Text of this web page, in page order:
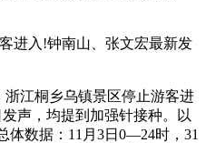
进入!钟南山、张文宏最新发
浙江桐乡乌镇景区停止游客进
声，均提到加强针接种。以
体数据：11月3日0—24时，31